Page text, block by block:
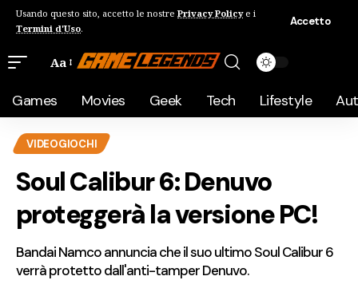
Usando questo sito, accetto le nostre Privacy Policye i
Termini d'Uso.
Accetto
Aa
Games Movies Geek Tech Lifestyle
VIDEOGIOCHI
Soul Calibur 6: Denuvo
proteggerà la versione PC!
Bandai Namco annuncia che il suo ultimo Soul Calibur 6
verrà protetto dall'anti-tamper Denuvo.